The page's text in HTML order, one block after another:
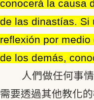
conocerá la causa
de las dinastías. Si
reflexión por
de los demás,
人們做任何事
需要透過其他教化